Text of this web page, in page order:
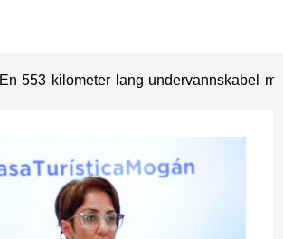
En 553 kilometer lang undervannskabel